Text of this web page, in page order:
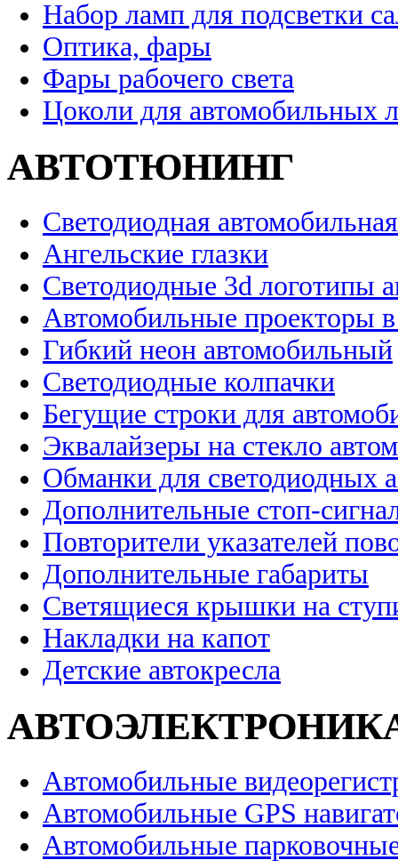
Набор ламп для подсветки
Оптика, фары
Фары рабочего света
Цоколи для автомобильных
АВТОТЮНИНГ
Светодиодная
Ангельские глазки
Светодиодные 3d логотипы
Автомобильные проекторы
Гибкий неон автомобильный
Светодиодные колпачки
Бегущие строки для
Эквалайзеры на стекло
Обманки для светодиодных
Дополнительные стоп-
Повторители указателей
Дополнительные габариты
Светящиеся крышки на
Накладки на капот
Детские автокресла
Автомобильные
Автомобильные GPS
Автомобильные